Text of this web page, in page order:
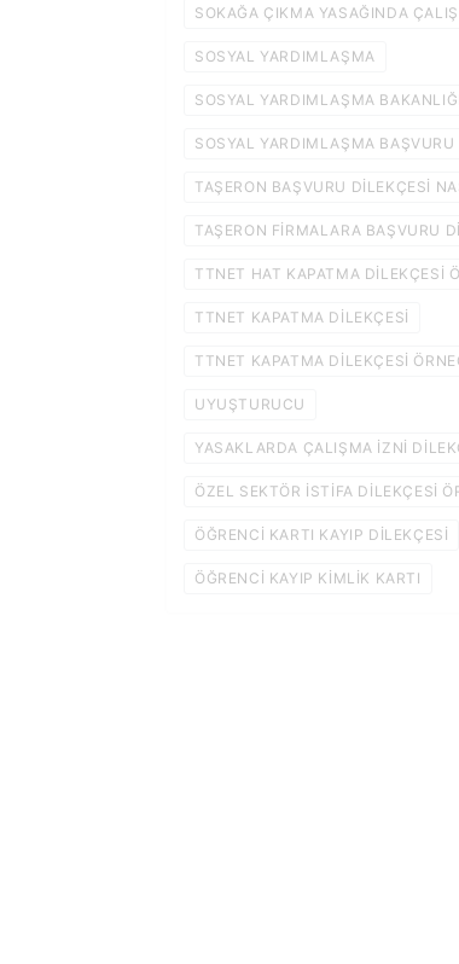
SOKAĞA ÇIKMA YASAĞINDA
SOSYAL YARDIMLAŞMA
SOSYAL YARDIMLAŞMA BAKANLIĞI
SOSYAL YARDIMLAŞMA BAŞVURU
TAŞERON BAŞVURU DILEKÇESI
TAŞERON FIRMALARA BAŞVURU
TTNET HAT KAPATMA DILEKÇESI
TTNET KAPATMA DILEKÇESI
TTNET KAPATMA DILEKÇESI
UYUŞTURUCU
YASAKLARDA ÇALIŞMA IZNI
ÖZEL SEKTÖR ISTIFA DILEKÇESI
ÖĞRENCI KARTI KAYIP DILEKÇESI
ÖĞRENCI KAYIP KIMLIK KARTI